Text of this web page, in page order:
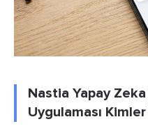
Nastia Yapay
Uygulaması